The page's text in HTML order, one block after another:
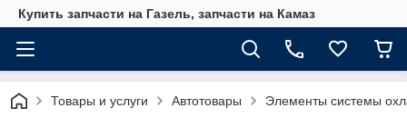
Купить запчасти на Газель, запчасти на Камаз
Товары и услуги Автотовары Элементы системы